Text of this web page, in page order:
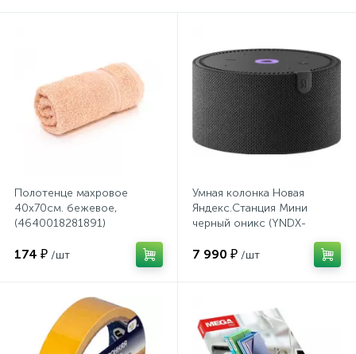
Полотенце махровое
40х70см. бежевое,
(4640018281891)
174 ₽ /шт
Умная колонка Новая
Яндекс.Станция Мини
черный оникс (YNDX-
7 990 ₽ /шт
Тележки специализированные
Тумбы
Флаги
Фурнитура и комплектующие
Фурнитура к дверям